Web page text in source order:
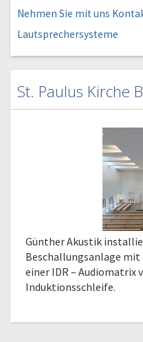
Nehmen Sie mit uns
Lautsprechersysteme
St. Paulus Kirche
Günther Akustik
Beschallungsanlage
einer IDR – Audiomatrix
Induktionsschleife.